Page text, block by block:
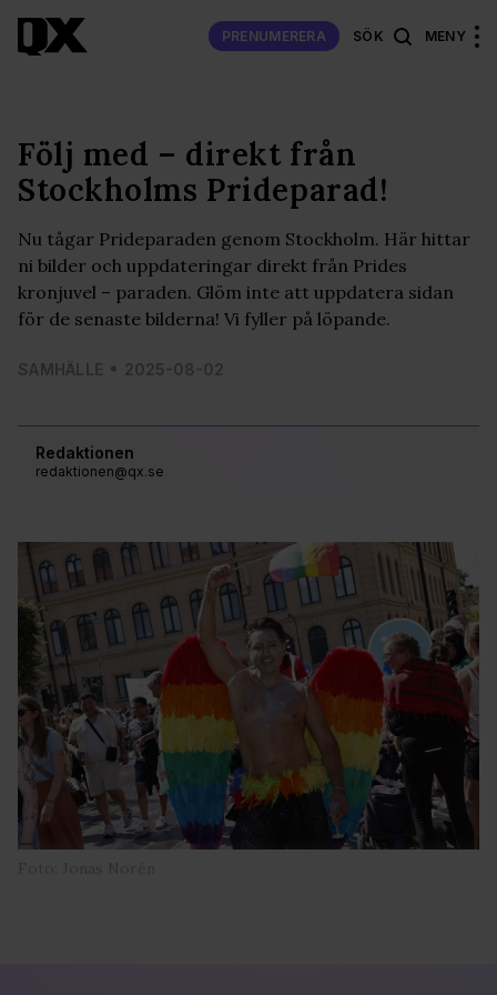
PRENUMERERA SÖK MENY
Redaktionen
redaktionen@qx.se
Följ med – direkt från
Stockholms Prideparad!
Nu tågar Prideparaden genom Stockholm. Här hittar
ni bilder och uppdateringar direkt från Prides
kronjuvel – paraden. Glöm inte att uppdatera sidan
för de senaste bilderna! Vi fyller på löpande.
SAMHÄLLE 2025-08-02